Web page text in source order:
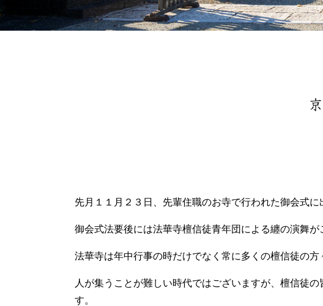
先月１１月２３日、先輩住職のお寺で行われた御会式に
御会式法要後には法華寺檀信徒青年団による纏の演舞が
法華寺は年中行事の時だけでなく常に多くの檀信徒の方
人が集うことが難しい時代ではございますが、檀信徒
す。